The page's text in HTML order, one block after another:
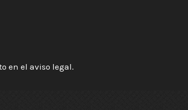
en el aviso legal.